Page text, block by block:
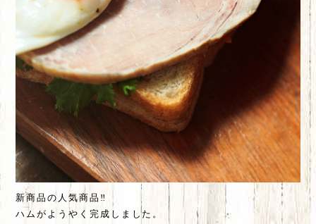
新商品の人気商品‼️
ハムがようやく完成しました。